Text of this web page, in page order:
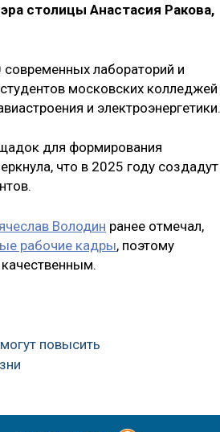
столицы Анастасия Ракова,
лабораторий и
московских колледжей
и электроэнергетики.
для формирования
что в 2025 году создадут
Володин ранее отмечал,
рабочие кадры, поэтому
повысить